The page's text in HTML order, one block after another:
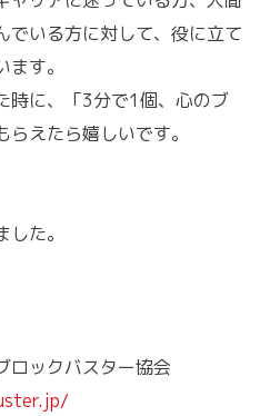
でいる方に対して、役に立て
す。
時に、「3分で1個、心のブ
えたら嬉しいです。
た。
ロックバスター協会